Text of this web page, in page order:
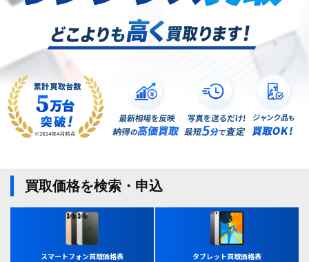
買取価格を検索・申込
スマートフォン買取価格表 タブレット買取価格表